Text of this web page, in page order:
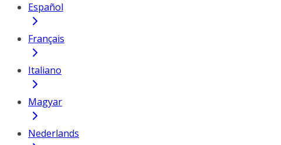
Español
Français
Italiano
Magyar
Nederlands